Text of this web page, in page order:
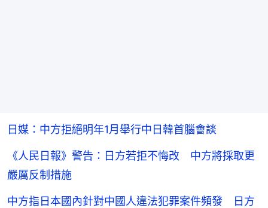
日媒：中方拒絕明年1月舉行中日韓首腦會談
《人民日報》警告：日方若拒不悔改 中方將採取更
嚴厲反制措施
中方指日本國內針對中國人違法犯罪案件頻發 日方